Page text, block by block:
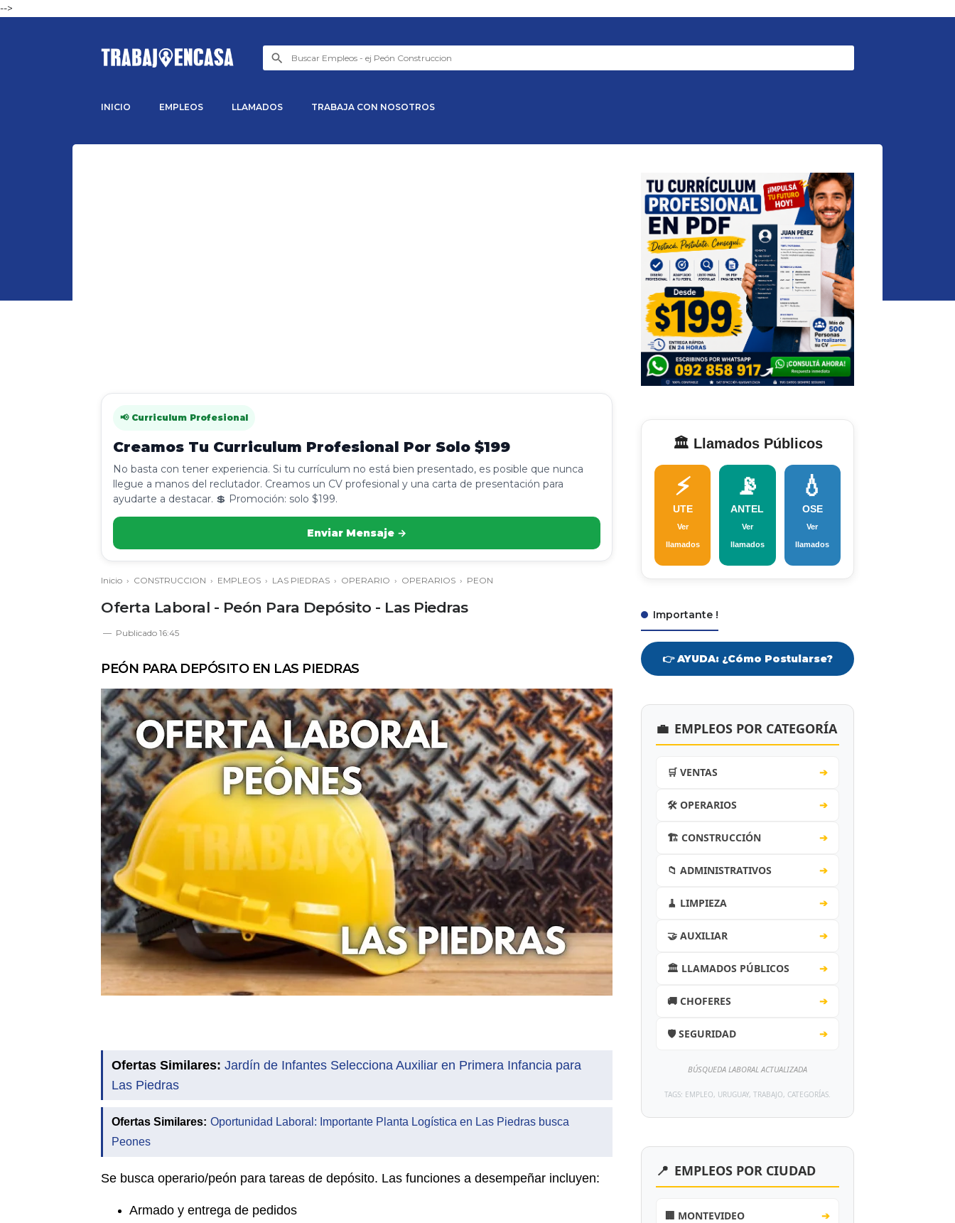
-->
INICIO EMPLEOS LLAMADOS TRABAJA CON NOSOTROS
📢 Curriculum Profesional
Creamos Tu Curriculum Profesional Por Solo $199
No basta con tener experiencia. Si tu currículum no está bien presentado, es posible que nunca
llegue a manos del reclutador. Creamos un CV profesional y una carta de presentación para
ayudarte a destacar. 💲 Promoción: solo $199.
Enviar Mensaje →
Inicio › CONSTRUCCION › EMPLEOS › LAS PIEDRAS › OPERARIO › OPERARIOS › PEON
Oferta Laboral - Peón Para Depósito - Las Piedras
Publicado 16:45
PEÓN PARA DEPÓSITO EN LAS PIEDRAS
Ofertas Similares: Jardín de Infantes Selecciona Auxiliar en Primera Infancia para
Las Piedras
Ofertas Similares: Oportunidad Laboral: Importante Planta Logística en Las Piedras busca
Peones
Se busca operario/peón para tareas de depósito. Las funciones a desempeñar incluyen:
Armado y entrega de pedidos
🏛️ Llamados Públicos
⚡
UTE
Ver
llamados
📡
ANTEL
Ver
llamados
💧
OSE
Ver
llamados
Importante !
👉 AYUDA: ¿Cómo Postularse?
💼 EMPLEOS POR CATEGORÍA
🛒 VENTAS ➔
🛠️ OPERARIOS ➔
🏗️ CONSTRUCCIÓN ➔
📁 ADMINISTRATIVOS ➔
🧹 LIMPIEZA ➔
🤝 AUXILIAR ➔
🏛️ LLAMADOS PÚBLICOS ➔
🚚 CHOFERES ➔
🛡️ SEGURIDAD ➔
BÚSQUEDA LABORAL ACTUALIZADA
TAGS: EMPLEO, URUGUAY, TRABAJO, CATEGORÍAS.
📍 EMPLEOS POR CIUDAD
🏢 MONTEVIDEO ➔